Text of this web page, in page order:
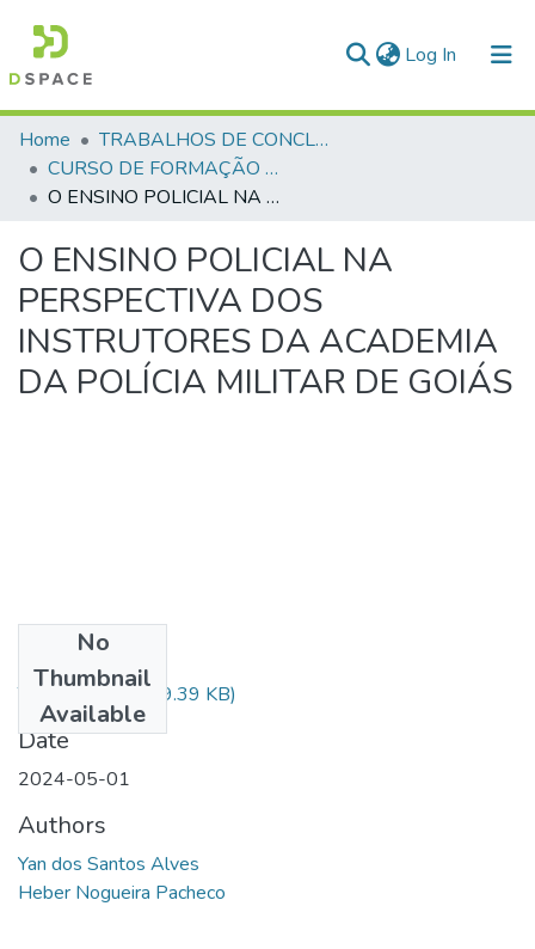
Log In (current)
Communities & Collections
All of DSpace
Home
TRABALHOS DE CONCLUSÃO DE CURSO - CFP (CURSO DE FORMAÇÃO DE PRAÇAS)
CURSO DE FORMAÇÃO DE PRAÇAS - CFP - 2024
O ENSINO POLICIAL NA PERSPECTIVA DOS INSTRUTORES DA ACADEMIA DA POLÍCIA MILITAR DE GOIÁS
O ENSINO POLICIAL NA
PERSPECTIVA DOS
INSTRUTORES DA ACADEMIA
DA POLÍCIA MILITAR DE GOIÁS
No
Thumbnail
Available
TCC final .pdf(379.39 KB)
Date
2024-05-01
Authors
Yan dos Santos Alves
Heber Nogueira Pacheco